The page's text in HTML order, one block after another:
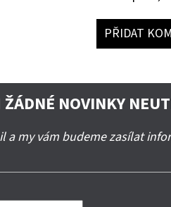
PŘIDAT
NOVINKY
a my vám budeme zasílat